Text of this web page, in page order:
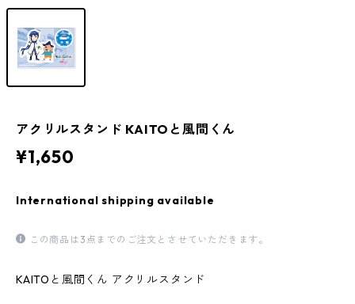
アクリルスタンド KAITOと風間くん
¥1,650
International shipping available
この商品は3点までのご注文とさせていただきます。
KAITOと風間くん アクリルスタンド